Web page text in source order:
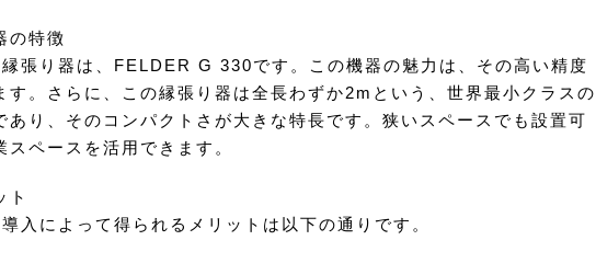
の特徴
張り器は、FELDER G 330です。この機器の魅力は、その高い精度
す。さらに、この縁張り器は全長わずか2mという、世界最小クラスの
あり、そのコンパクトさが大きな特長です。狭いスペースでも設置可
ペースを活用できます。
ト
入によって得られるメリットは以下の通りです。